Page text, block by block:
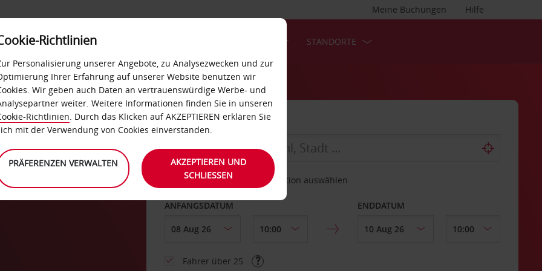
Hilfe
Meine Buchungen
LOYALTY SELF-SERVICES STANDORTE
ABHOLEN VON
Eine andere Rückgabestation auswählen
ANFANGSDATUM ENDDATUM
Fahrer über 25
Richtlinien
Personalisierung unserer Angebote, zu Analysezwecken und zur
Ihrer Erfahrung auf unserer Website benutzen wir
Wir geben auch Daten an vertrauenswürdige Werbe- und
weiter. Weitere Informationen finden Sie in unseren
Richtlinien. Durch das Klicken auf AKZEPTIEREN erklären Sie
mit der Verwendung von Cookies einverstanden.
PRÄFERENZEN VERWALTEN
AKZEPTIEREN UND
SCHLIESSEN